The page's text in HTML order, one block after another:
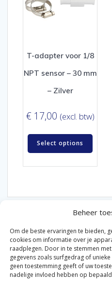
Beheer
Om de beste ervaringen te bieden,
cookies om informatie over je
raadplegen. Door in te stemmen
gegevens zoals surfgedrag of
geen toestemming geeft of uw
nadelige invloed hebben op
T-adapter voor 1/8
NPT sensor – 30 mm
– Zilver
€ 17,00 (excl. btw)
Select options
© 2026 Van der Bel